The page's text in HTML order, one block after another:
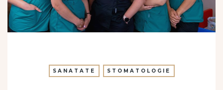
SANATATE STOMATOLOGIE